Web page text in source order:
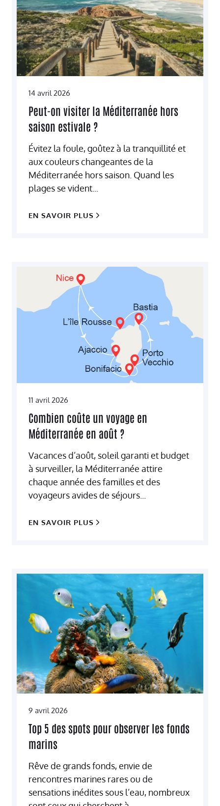
14 avril 2026
Peut-on visiter la Méditerranée hors
saison estivale ?
Évitez la foule, goûtez à la tranquillité et
aux couleurs changeantes de la
Méditerranée hors saison. Quand les
plages se vident...
EN SAVOIR PLUS
11 avril 2026
Combien coûte un voyage en
Méditerranée en août ?
Vacances d’août, soleil garanti et budget
à surveiller, la Méditerranée attire
chaque année des familles et des
voyageurs avides de séjours...
EN SAVOIR PLUS
9 avril 2026
Top 5 des spots pour observer les fonds
marins
Rêve de grands fonds, envie de
rencontres marines rares ou de
sensations inédites sous l’eau, nombreux